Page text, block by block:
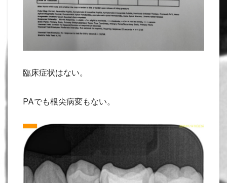
臨床症状はない。
PAでも根尖病変もない。